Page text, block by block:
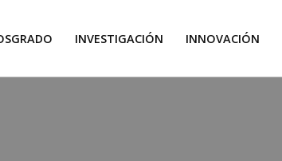
INVESTIGACIÓN INNOVACIÓN